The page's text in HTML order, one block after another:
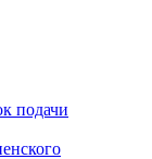
подачи